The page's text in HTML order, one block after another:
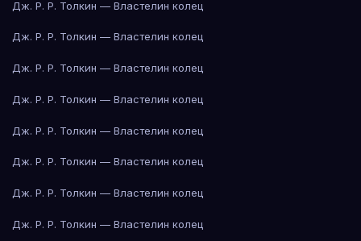
Дж. Р. Р. Толкин — Властелин колец
Дж. Р. Р. Толкин — Властелин колец
Дж. Р. Р. Толкин — Властелин колец
Дж. Р. Р. Толкин — Властелин колец
Дж. Р. Р. Толкин — Властелин колец
Дж. Р. Р. Толкин — Властелин колец
Дж. Р. Р. Толкин — Властелин колец
Дж. Р. Р. Толкин — Властелин колец